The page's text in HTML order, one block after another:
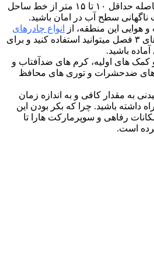
کمپ بهاره خود را بافاصله حداقل ۱۰ تا ۱۵ متر از خط ساحل
ناگهانی سطح آب در امان باشید.
هوایی این منطقه، از
انواع چادرهای
و کیسه خواب های ۳ فصل میتوانید استفاده کنید و برای
باشید.
کمک های اولیه، کرم های ضدآفتاب و
های ضدحشرات و توری های محافظ
به مقدار کافی و به اندازه زمان
داشته باشید. چرا که بکر بودن این
رفاهی و سوپرمارکت هارا تا
است.